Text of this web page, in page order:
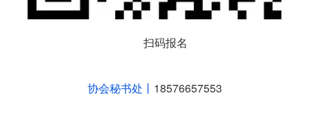
扫码报名
协会秘书处丨 18576657553